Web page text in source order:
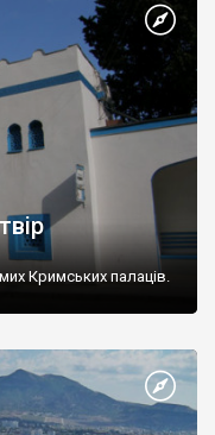
Кримських палаців.